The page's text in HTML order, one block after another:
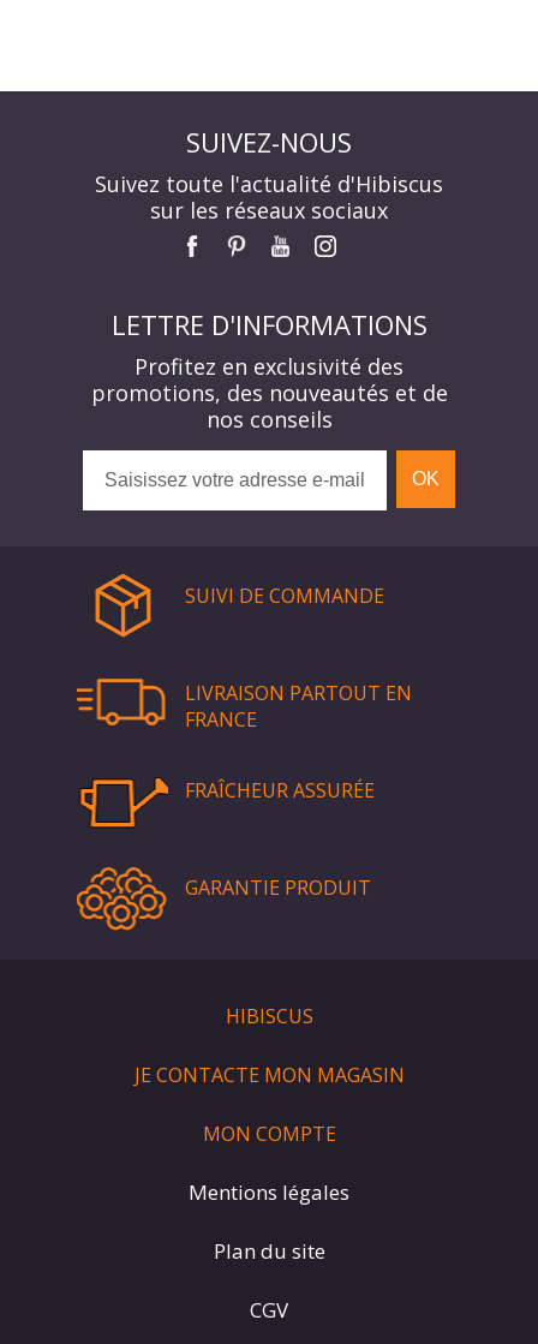
SUIVEZ-NOUS
Suivez toute l'actualité d'Hibiscus
sur les réseaux sociaux
LETTRE D'INFORMATIONS
Profitez en exclusivité des
promotions, des nouveautés et de
nos conseils
OK
SUIVI DE COMMANDE
LIVRAISON PARTOUT EN
FRANCE
FRAÎCHEUR ASSURÉE
GARANTIE PRODUIT
HIBISCUS
JE CONTACTE MON MAGASIN
MON COMPTE
Mentions légales
Plan du site
CGV